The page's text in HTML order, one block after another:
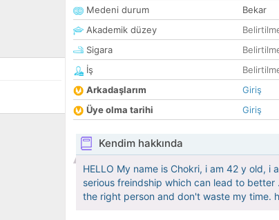
Medeni durum
Bekar
Akademik düzey
Sigara
İş
Arkadaşlarım
Giriş
Üye olma tarihi
Giriş
Kendim hakkında
HELLO My name is Chokri, i am 42 y old,
serious freindship which can lead to
the right person and don't waste my time.